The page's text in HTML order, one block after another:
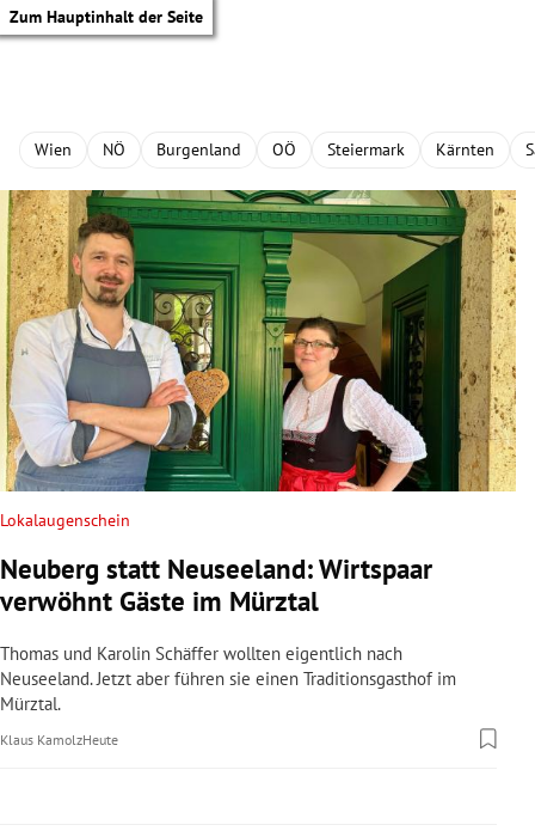
Zum Hauptinhalt der Seite
Untermenü
Untermenü
Untermenü
Untermenü
Wien NÖ Burgenland OÖ Steiermark Kärnten
Lokalaugenschein
Neuberg statt Neuseeland: Wirtspaar
verwöhnt Gäste im Mürztal
Thomas und Karolin Schäffer wollten eigentlich nach
Neuseeland. Jetzt aber führen sie einen Traditionsgasthof im
Mürztal.
Klaus KamolzHeute